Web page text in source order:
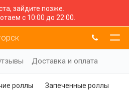
зайдите позже.
с 10:00 до 22:00.
Доставка и оплата
роллы
Запеченные роллы